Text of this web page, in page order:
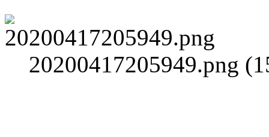
20200417205949.png